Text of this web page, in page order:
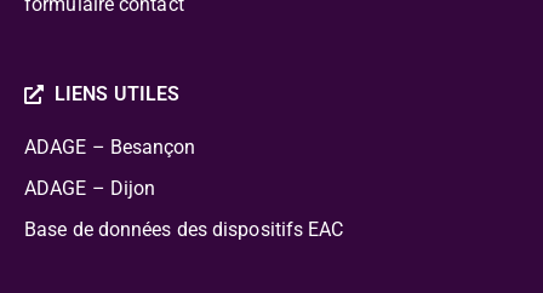
LIENS UTILES
ADAGE – Besançon
ADAGE – Dijon
Base de données des dispositifs EAC